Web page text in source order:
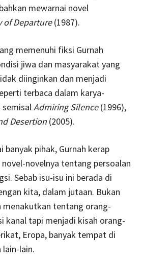
mewarnai novel
of Departure(1987).
memenuhi fiksi Gurnah
jiwa dan masyarakat yang
diinginkan dan menjadi
terbaca dalam karya-
semisalAdmiring Silence(1996),
Desertion (2005).
banyak pihak, Gurnah kerap
novelnya tentang persoalan
Sebab isu-isu ini berada di
kita, dalam jutaan. Bukan
menakutkan tentang orang-
kanal tapi menjadi kisah orang-
Eropa, banyak tempat di
lain.